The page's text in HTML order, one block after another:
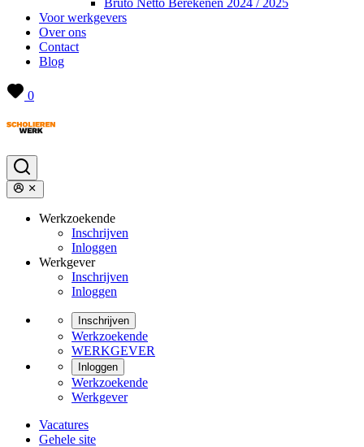
Bruto Netto Berekenen 2024 / 2025
Voor werkgevers
Over ons
Contact
Blog
0
Werkzoekende
Inschrijven
Inloggen
Werkgever
Inschrijven
Inloggen
Inschrijven
Werkzoekende
WERKGEVER
Inloggen
Werkzoekende
Werkgever
Vacatures
Gehele site